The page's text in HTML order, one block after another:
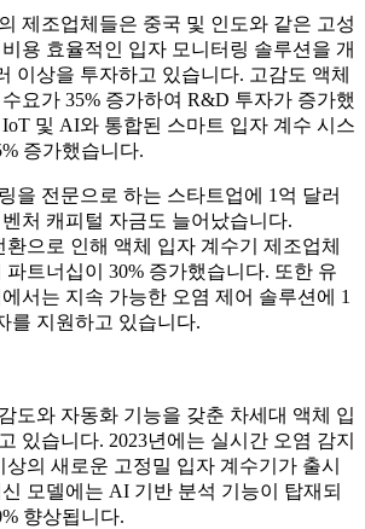
제조업체들은 중국 및 인도와 같은 고성
용 효율적인 입자 모니터링 솔루션을 개
이상을 투자하고 있습니다. 고감도 액체
요가 35% 증가하여 R&D 투자가 증가했
및 AI와 통합된 스마트 입자 계수 시스
증가했습니다.
을 전문으로 하는 스타트업에 1억 달러
처 캐피털 자금도 늘어났습니다.
환으로 인해 액체 입자 계수기 제조업체
트너십이 30% 증가했습니다. 또한 유
서는 지속 가능한 오염 제어 솔루션에 1
를 지원하고 있습니다.
도와 자동화 기능을 갖춘 차세대 액체 입
있습니다. 2023년에는 실시간 오염 감지
상의 새로운 고정밀 입자 계수기가 출시
모델에는 AI 기반 분석 기능이 탑재되
향상됩니다.